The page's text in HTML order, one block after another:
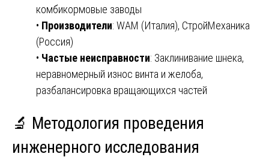
комбикормовые заводы
• Производители: WAM (Италия), СтройМеханика
(Россия)
• Частые неисправности: Заклинивание шнека,
неравномерный износ винта и желоба,
разбалансировка вращающихся частей
🔬 Методология проведения
инженерного исследования